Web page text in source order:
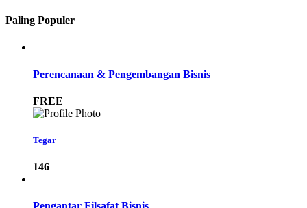
Paling Populer
Perencanaan & Pengembangan Bisnis
FREE
Tegar
146